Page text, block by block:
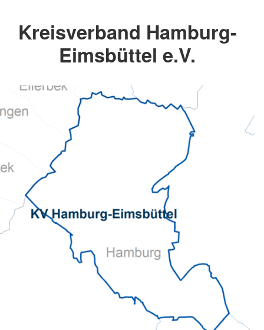
Kreisverband Hamburg-
Eimsbüttel e.V.